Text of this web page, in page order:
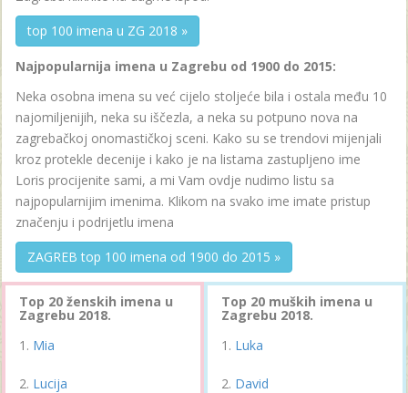
top 100 imena u ZG 2018 »
Najpopularnija imena u Zagrebu od 1900 do 2015:
Neka osobna imena su već cijelo stoljeće bila i ostala među 10
najomiljenijih, neka su iščezla, a neka su potpuno nova na
zagrebačkoj onomastičkoj sceni. Kako su se trendovi mijenjali
kroz protekle decenije i kako je na listama zastupljeno ime
Loris procijenite sami, a mi Vam ovdje nudimo listu sa
najpopularnijim imenima. Klikom na svako ime imate pristup
značenju i podrijetlu imena
ZAGREB top 100 imena od 1900 do 2015 »
Top 20 ženskih imena u
Zagrebu 2018.
Mia
Lucija
Top 20 muških imena u
Zagrebu 2018.
Luka
David